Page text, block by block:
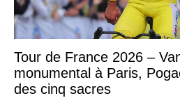
Tour de France 2026 –
monumental à Paris,
des cinq sacres